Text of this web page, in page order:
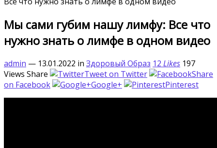
Мы сами губим нашу лимфу: Все что
нужно знать о лимфе в одном видео
admin — 13.01.2022 in Здоровый Образ 12 Likes 197
Views Share Tweet on Twitter
Share
on Facebook
Google+ Pinterest